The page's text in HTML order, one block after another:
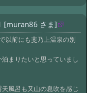
[muran86 さま]
以前にも斐乃上温泉の別
まりたいと思っていまし
風呂も又山の息吹を感じ